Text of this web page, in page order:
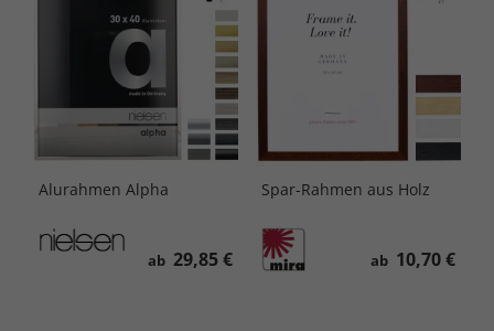
Alurahmen Alpha
ab 29,85 €
Spar-Rahmen aus Holz
ab 10,70 €